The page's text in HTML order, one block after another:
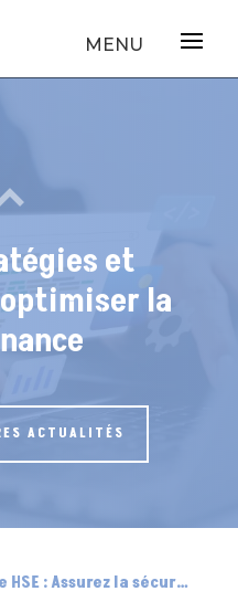
et
la
ACTUALITÉS
Les bases essentielles de la maintenance dans l’usine 5.0